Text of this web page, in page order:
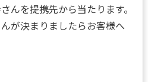
んを提携先から当たります。
が決まりましたらお客様へ